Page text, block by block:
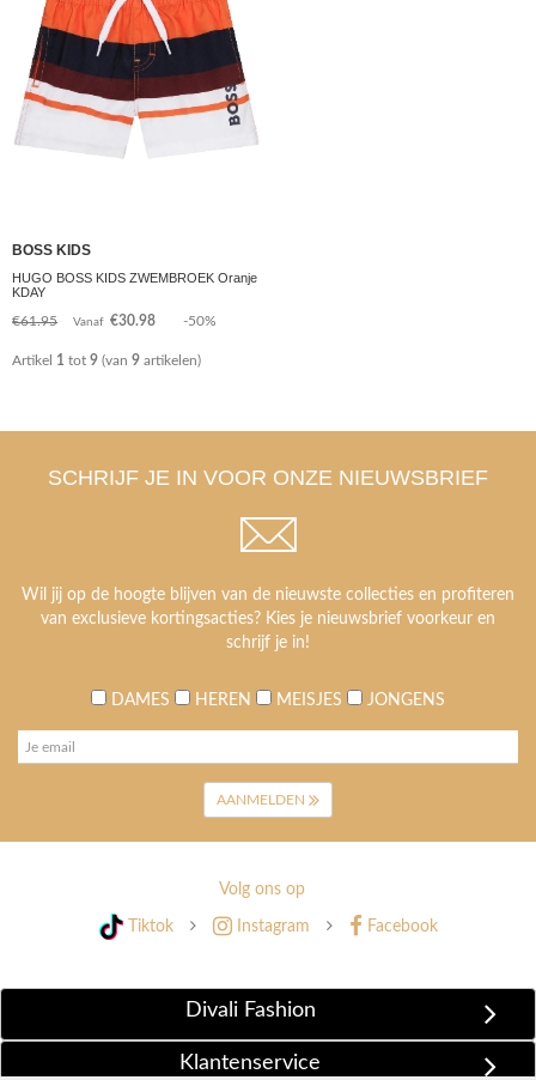
BOSS KIDS
HUGO BOSS KIDS ZWEMBROEK Oranje
KDAY
€61.95
Vanaf €30.98 -50%
Artikel 1 tot 9 (van 9 artikelen)
SCHRIJF JE IN VOOR ONZE NIEUWSBRIEF
Wil jij op de hoogte blijven van de nieuwste collecties en profiteren
van exclusieve kortingsacties? Kies je nieuwsbrief voorkeur en
schrijf je in!
DAMES HEREN MEISJES JONGENS
AANMELDEN
Volg ons op
Tiktok Instagram Facebook
Divali Fashion
Klantenservice